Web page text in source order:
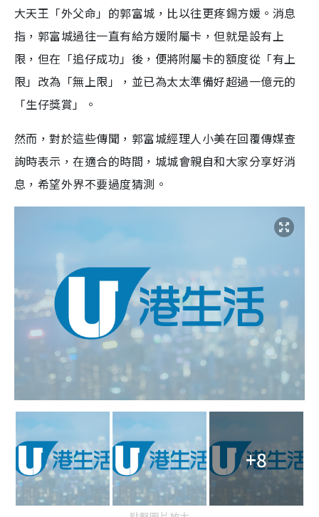
大天王「外父命」的郭富城，比以往更疼錫方媛。消息
指，郭富城過往一直有給方媛附屬卡，但就是設有上
限，但在「追仔成功」後，便將附屬卡的額度從「有上
限」改為「無上限」，並已為太太準備好超過一億元的
「生仔獎賞」。
然而，對於這些傳聞，郭富城經理人小美在回覆傳媒查
詢時表示，在適合的時間，城城會親自和大家分享好消
息，希望外界不要過度猜測。
+8